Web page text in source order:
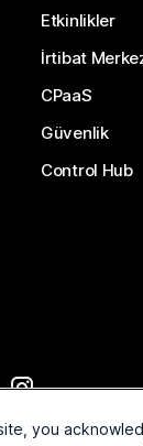
Etkinlikler
İrtibat
CPaaS
Güvenlik
Control Hub
Tüm hakları
you